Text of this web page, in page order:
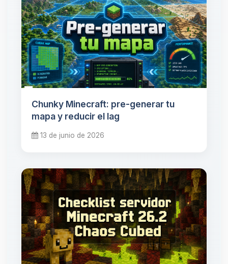
Chunky Minecraft: pre-generar tu
mapa y reducir el lag
13 de junio de 2026